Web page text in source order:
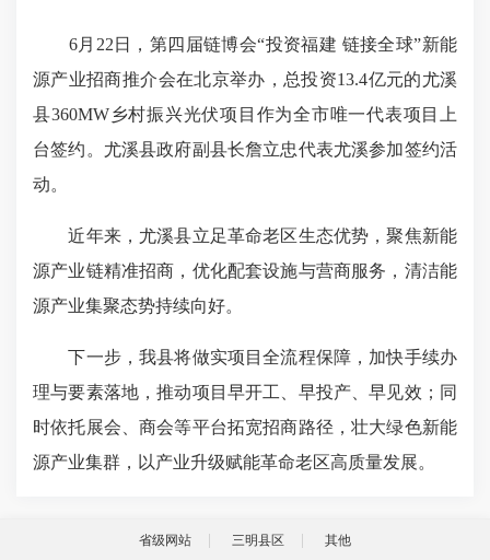
6月22日，第四届链博会“投资福建 链接全球”新能
源产业招商推介会在北京举办，总投资13.4亿元的尤溪
县360MW乡村振兴光伏项目作为全市唯一代表项目上
台签约。尤溪县政府副县长詹立忠代表尤溪参加签约活
动。
近年来，尤溪县立足革命老区生态优势，聚焦新能
源产业链精准招商，优化配套设施与营商服务，清洁能
源产业集聚态势持续向好。
下一步，我县将做实项目全流程保障，加快手续办
理与要素落地，推动项目早开工、早投产、早见效；同
时依托展会、商会等平台拓宽招商路径，壮大绿色新能
源产业集群，以产业升级赋能革命老区高质量发展。
省级网站 三明县区 其他